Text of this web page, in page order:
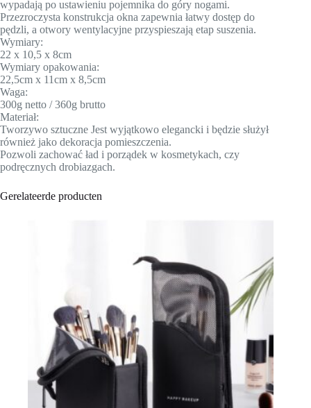
wypadają po ustawieniu pojemnika do góry nogami.
Przezroczysta konstrukcja okna zapewnia łatwy dostęp do
pędzli, a otwory wentylacyjne przyspieszają etap suszenia.
Wymiary:
22 x 10,5 x 8cm
Wymiary opakowania:
22,5cm x 11cm x 8,5cm
Waga:
300g netto / 360g brutto
Materiał:
Tworzywo sztuczne Jest wyjątkowo elegancki i będzie służył
również jako dekoracja pomieszczenia.
Pozwoli zachować ład i porządek w kosmetykach, czy
podręcznych drobiazgach.
Gerelateerde producten